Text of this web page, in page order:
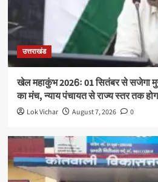
उत्तराखंड
खेल महाकुंभ 2026ः 01 सितंबर से सजेगा
का मंच, न्याय पंचायत से राज्य स्तर तक
Lok Vichar August 7, 2026 0